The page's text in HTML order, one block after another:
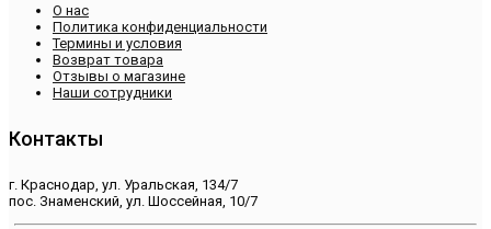
О нас
Политика конфиденциальности
Термины и условия
Возврат товара
Отзывы о магазине
Наши сотрудники
Контакты
г. Краснодар, ул. Уральская, 134/7
пос. Знаменский, ул. Шоссейная, 10/7